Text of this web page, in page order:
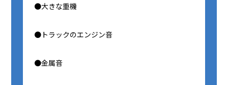
●大きな重機
●トラックのエンジン音
●金属音